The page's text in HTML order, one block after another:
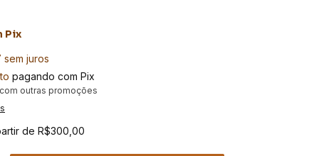
Pix
sem juros
pagando com Pix
outras promoções
de R$300,00